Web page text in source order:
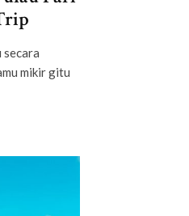
secara
mikir gitu